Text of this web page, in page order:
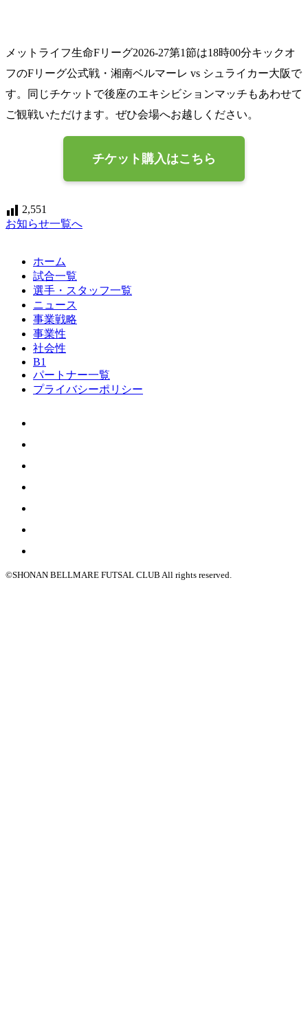
メットライフ生命Fリーグ2026-27第1節は18時00分キックオ
フのFリーグ公式戦・湘南ベルマーレ vs シュライカー大阪で
す。同じチケットで後座のエキシビションマッチもあわせて
ご観戦いただけます。ぜひ会場へお越しください。
チケット購入はこちら
2,551
お知らせ一覧へ
ホーム
試合一覧
選手・スタッフ一覧
ニュース
事業戦略
事業性
社会性
B1
パートナー一覧
プライバシーポリシー
©SHONAN BELLMARE FUTSAL CLUB All rights reserved.